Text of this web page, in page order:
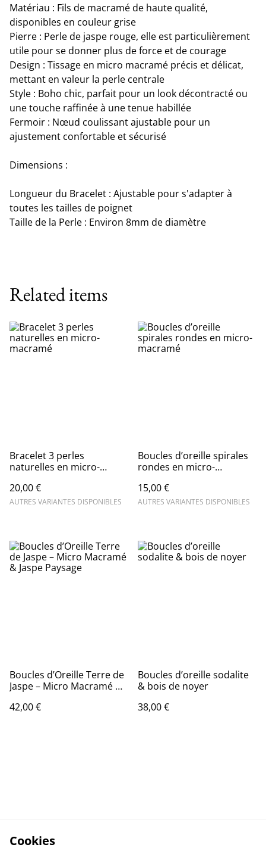
Matériau : Fils de macramé de haute qualité,
disponibles en couleur grise
Pierre : Perle de jaspe rouge, elle est particulièrement
utile pour se donner plus de force et de courage
Design : Tissage en micro macramé précis et délicat,
mettant en valeur la perle centrale
Style : Boho chic, parfait pour un look décontracté ou
une touche raffinée à une tenue habillée
Fermoir : Nœud coulissant ajustable pour un
ajustement confortable et sécurisé
Dimensions :
Longueur du Bracelet : Ajustable pour s'adapter à
toutes les tailles de poignet
Taille de la Perle : Environ 8mm de diamètre
Related items
Bracelet 3 perles
naturelles en micro-
20,00 €
AUTRES VARIANTES DISPONIBLES
Boucles d’oreille spirales
rondes en micro-
15,00 €
AUTRES VARIANTES DISPONIBLES
Boucles d’Oreille Terre de
Jaspe – Micro Macramé &
42,00 €
Boucles d’oreille sodalite
& bois de noyer
38,00 €
Cookies